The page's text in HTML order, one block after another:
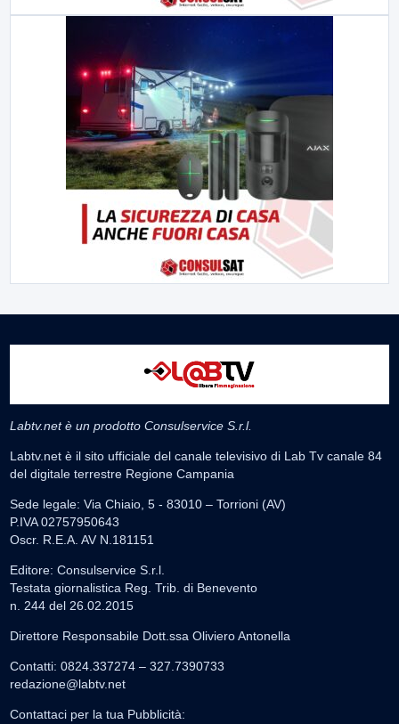
Labtv.net è un prodotto Consulservice S.r.l.
Labtv.net è il sito ufficiale del canale televisivo di Lab Tv canale 84
del digitale terrestre Regione Campania
Sede legale: Via Chiaio, 5 - 83010 – Torrioni (AV)
P.IVA 02757950643
Oscr. R.E.A. AV N.181151
Editore: Consulservice S.r.l.
Testata giornalistica Reg. Trib. di Benevento
n. 244 del 26.02.2015
Direttore Responsabile Dott.ssa Oliviero Antonella
Contatti: 0824.337274 – 327.7390733
redazione@labtv.net
Contattaci per la tua Pubblicità: